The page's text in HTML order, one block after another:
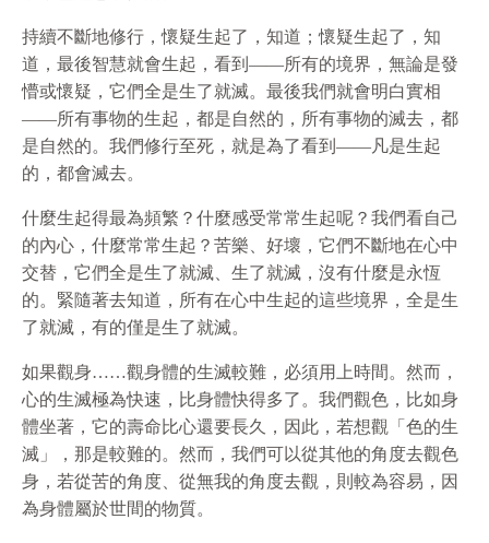
持續不斷地修行，懷疑生起了，知道；懷疑生起了，知
道，最後智慧就會生起，看到——所有的境界，無論是發
懵或懷疑，它們全是生了就滅。最後我們就會明白實相
——所有事物的生起，都是自然的，所有事物的滅去，都
是自然的。我們修行至死，就是為了看到——凡是生起
的，都會滅去。
什麼生起得最為頻繁？什麼感受常常生起呢？我們看自己
的內心，什麼常常生起？苦樂、好壞，它們不斷地在心中
交替，它們全是生了就滅、生了就滅，沒有什麼是永恆
的。緊隨著去知道，所有在心中生起的這些境界，全是生
了就滅，有的僅是生了就滅。
如果觀身……觀身體的生滅較難，必須用上時間。然而，
心的生滅極為快速，比身體快得多了。我們觀色，比如身
體坐著，它的壽命比心還要長久，因此，若想觀「色的生
滅」，那是較難的。然而，我們可以從其他的角度去觀色
身，若從苦的角度、從無我的角度去觀，則較為容易，因
為身體屬於世間的物質。